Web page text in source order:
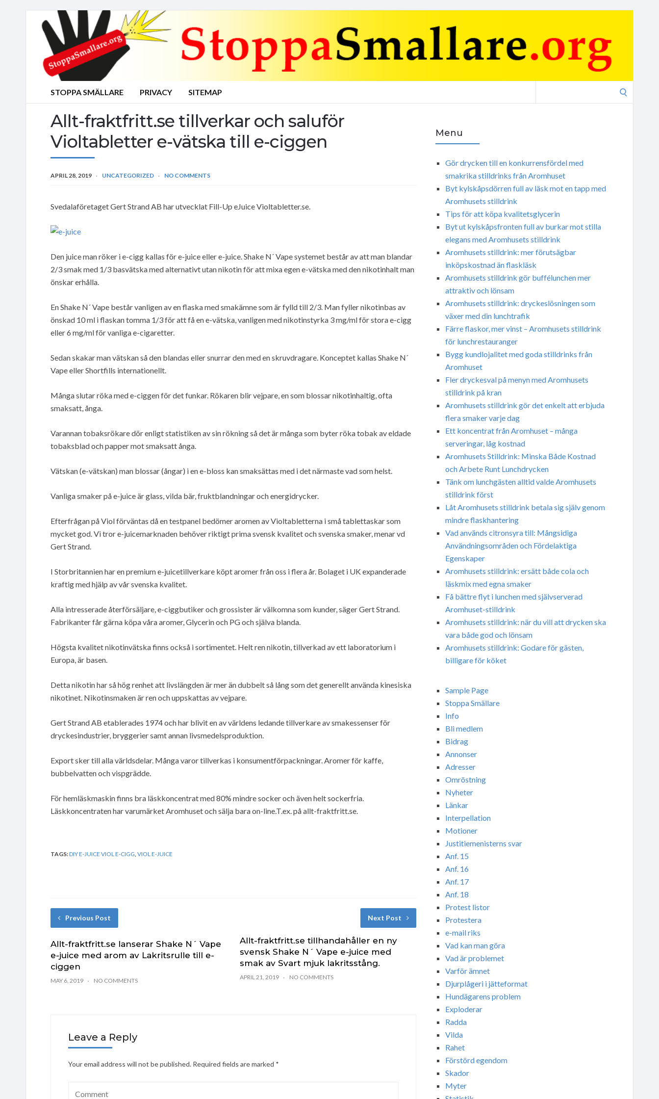
STOPPA SMÄLLARE PRIVACY SITEMAP
Allt-fraktfritt.se tillverkar och saluför
Violtabletter e-vätska till e-ciggen
APRIL 28, 2019 UNCATEGORIZED NO COMMENTS
Svedalaföretaget Gert Strand AB har utvecklat Fill-Up eJuice Violtabletter.se.
Den juice man röker i e-cigg kallas för e-juice eller e-juice. Shake N´ Vape systemet består av att man blandar
2/3 smak med 1/3 basvätska med alternativt utan nikotin för att mixa egen e-vätska med den nikotinhalt man
önskar erhålla.
En Shake N´ Vape består vanligen av en flaska med smakämne som är fylld till 2/3. Man fyller nikotinbas av
önskad 10 ml i flaskan tomma 1/3 för att få en e-vätska, vanligen med nikotinstyrka 3 mg/ml för stora e-cigg
eller 6 mg/ml för vanliga e-cigaretter.
Sedan skakar man vätskan så den blandas eller snurrar den med en skruvdragare. Konceptet kallas Shake N´
Vape eller Shortfills internationellt.
Många slutar röka med e-ciggen för det funkar. Rökaren blir vejpare, en som blossar nikotinhaltig, ofta
smaksatt, ånga.
Varannan tobaksrökare dör enligt statistiken av sin rökning så det är många som byter röka tobak av eldade
tobaksblad och papper mot smaksatt ånga.
Vätskan (e-vätskan) man blossar (ångar) i en e-bloss kan smaksättas med i det närmaste vad som helst.
Vanliga smaker på e-juice är glass, vilda bär, fruktblandningar och energidrycker.
Efterfrågan på Viol förväntas då en testpanel bedömer aromen av Violtabletterna i små tablettaskar som
mycket god. Vi tror e-juicemarknaden behöver riktigt prima svensk kvalitet och svenska smaker, menar vd
Gert Strand.
I Storbritannien har en premium e-juicetillverkare köpt aromer från oss i flera år. Bolaget i UK expanderade
kraftig med hjälp av vår svenska kvalitet.
Alla intresserade återförsäljare, e-ciggbutiker och grossister är välkomna som kunder, säger Gert Strand.
Fabrikanter får gärna köpa våra aromer, Glycerin och PG och själva blanda.
Högsta kvalitet nikotinvätska finns också i sortimentet. Helt ren nikotin, tillverkad av ett laboratorium i
Europa, är basen.
Detta nikotin har så hög renhet att livslängden är mer än dubbelt så lång som det generellt använda kinesiska
nikotinet. Nikotinsmaken är ren och uppskattas av vejpare.
Gert Strand AB etablerades 1974 och har blivit en av världens ledande tillverkare av smakessenser för
dryckesindustrier, bryggerier samt annan livsmedelsproduktion.
Export sker till alla världsdelar. Många varor tillverkas i konsumentförpackningar. Aromer för kaffe,
bubbelvatten och vispgrädde.
För hemläskmaskin finns bra läskkoncentrat med 80% mindre socker och även helt sockerfria.
Läskkoncentraten har varumärket Aromhuset och sälja bara on-line.T.ex. på allt-fraktfritt.se.
TAGS:DIY E-JUICE VIOL E-CIGG VIOL E-JUICE
Previous Post
Allt-fraktfritt.se lanserar Shake N´ Vape
e-juice med arom av Lakritsrulle till e-
ciggen
MAY 6, 2019 NO COMMENTS
Next Post
Allt-fraktfritt.se tillhandahåller en ny
svensk Shake N´ Vape e-juice med
smak av Svart mjuk lakritsstång.
APRIL 21, 2019 NO COMMENTS
Leave a Reply
Your email address will not be published. Required fields are marked *
Menu
Gör drycken till en konkurrensfördel med
smakrika stilldrinks från Aromhuset
Byt kylskåpsdörren full av läsk mot en tapp med
Aromhusets stilldrink
Tips för att köpa kvalitetsglycerin
Byt ut kylskåpsfronten full av burkar mot stilla
elegans med Aromhusets stilldrink
Aromhusets stilldrink: mer förutsägbar
inköpskostnad än flaskläsk
Aromhusets stilldrink gör buffélunchen mer
attraktiv och lönsam
Aromhusets stilldrink: dryckeslösningen som
växer med din lunchtrafik
Färre flaskor, mer vinst – Aromhusets stilldrink
för lunchrestauranger
Bygg kundlojalitet med goda stilldrinks från
Aromhuset
Fler dryckesval på menyn med Aromhusets
stilldrink på kran
Aromhusets stilldrink gör det enkelt att erbjuda
flera smaker varje dag
Ett koncentrat från Aromhuset – många
serveringar, låg kostnad
Aromhusets Stilldrink: Minska Både Kostnad
och Arbete Runt Lunchdrycken
Tänk om lunchgästen alltid valde Aromhusets
stilldrink först
Låt Aromhusets stilldrink betala sig själv genom
mindre flaskhantering
Vad används citronsyra till: Mångsidiga
Användningsområden och Fördelaktiga
Egenskaper
Aromhusets stilldrink: ersätt både cola och
läskmix med egna smaker
Få bättre flyt i lunchen med självserverad
Aromhuset-stilldrink
Aromhusets stilldrink: när du vill att drycken ska
vara både god och lönsam
Aromhusets stilldrink: Godare för gästen,
billigare för köket
Sample Page
Stoppa Smällare
Info
Bli medlem
Bidrag
Annonser
Adresser
Omröstning
Nyheter
Länkar
Interpellation
Motioner
Justitiemenisterns svar
Anf. 15
Anf. 16
Anf. 17
Anf. 18
Protest listor
Protestera
e-mail riks
Vad kan man göra
Vad är problemet
Varför ämnet
Djurplågeri i jätteformat
Hundägarens problem
Exploderar
Radda
Vilda
Rahet
Förstörd egendom
Skador
Myter